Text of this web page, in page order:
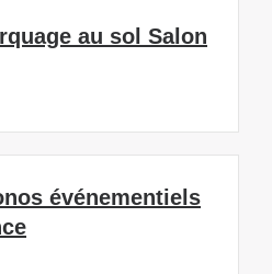
au sol Salon
événementiels